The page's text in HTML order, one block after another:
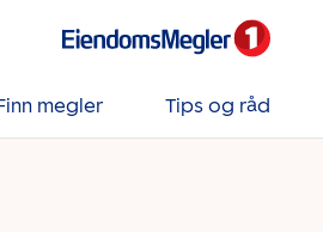
megler Tips og råd